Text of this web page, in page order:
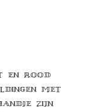
en rood
met
zijn